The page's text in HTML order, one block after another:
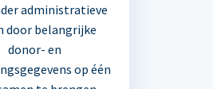
administratieve
door belangrijke
donor- en
op één